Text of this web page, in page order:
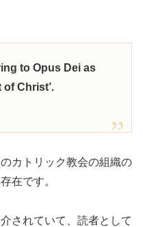
to Opus Dei as
of Christ’.
カトリック教会の組織の
在です。
されていて、読者として